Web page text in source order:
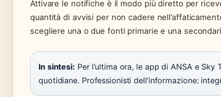
Attivare le notifiche è il modo più diretto per
quantità di avvisi per non cadere
scegliere una o due fonti primarie e una
In sintesi: Per l’ultima ora, le app di ANSA e
quotidiane. Professionisti dell’informazione: